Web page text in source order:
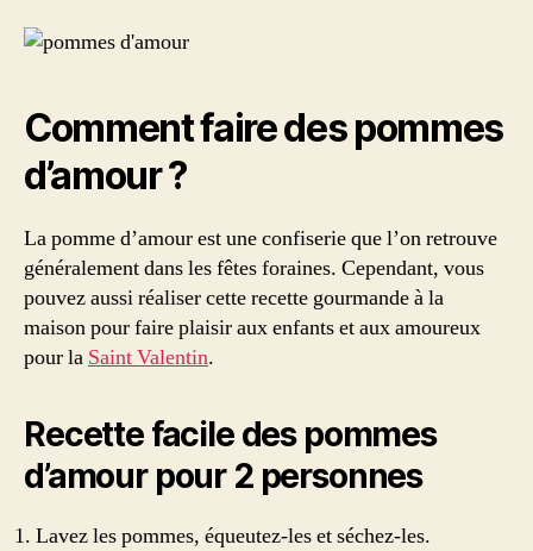
Comment faire des pommes
d’amour ?
La pomme d’amour est une confiserie que l’on retrouve
généralement dans les fêtes foraines. Cependant, vous
pouvez aussi réaliser cette recette gourmande à la
maison pour faire plaisir aux enfants et aux amoureux
pour la Saint Valentin.
Recette facile des pommes
d’amour pour 2 personnes
Lavez les pommes, équeutez-les et séchez-les.